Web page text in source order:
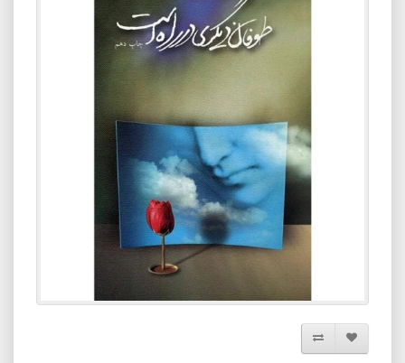
افزودن به لیست دلخواه
مقایسه این محصول